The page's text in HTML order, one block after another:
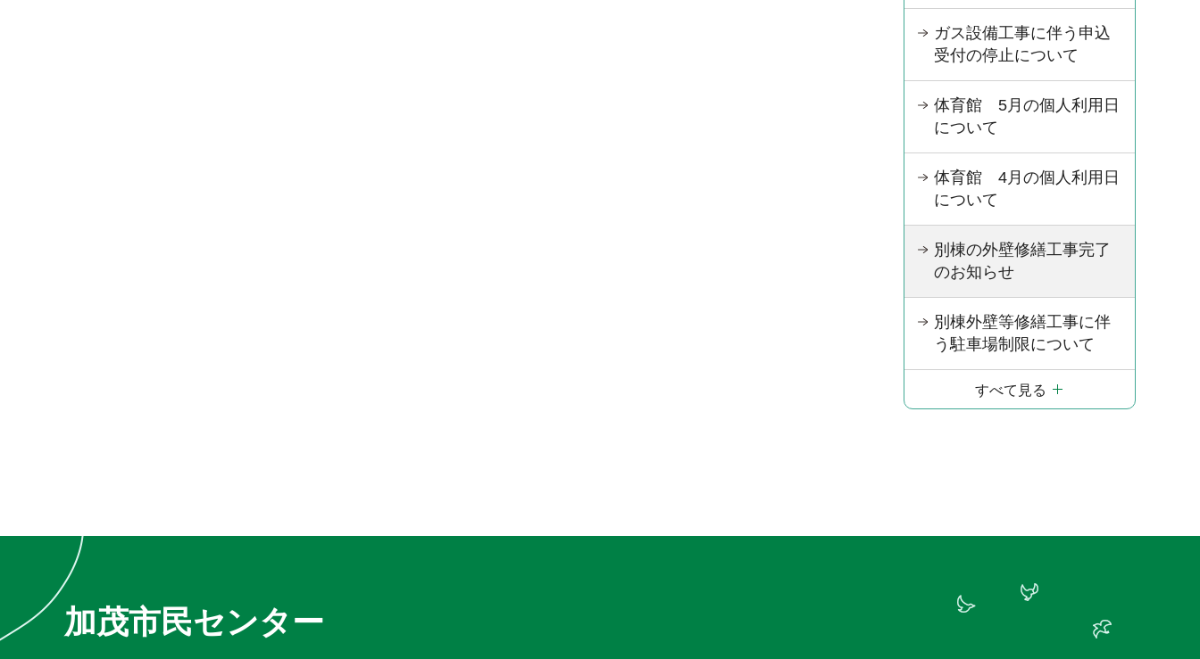
ガス設備工事に伴う申込
受付の停止について
体育館 5月の個人利用日
について
体育館 4月の個人利用日
について
別棟の外壁修繕工事完了
のお知らせ
別棟外壁等修繕工事に伴
う駐車場制限について
すべて見る
加茂市民センター